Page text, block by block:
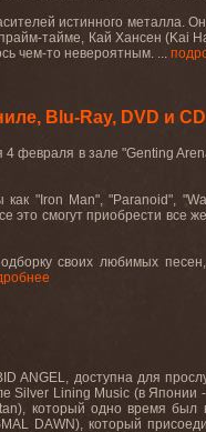
истинного металла.
тайме, Кай Хансен (Kai
чем-то невероятным. ...
Blu-Ray, DVD и CD
4 февраля в зале "Genting
как "Iron Man", "Paranoid", "
это смогут приобрести все
своих любимых
ANGEL, доступна для
Silver Lining Music (в Японии
), который одно время был
DAWN), который